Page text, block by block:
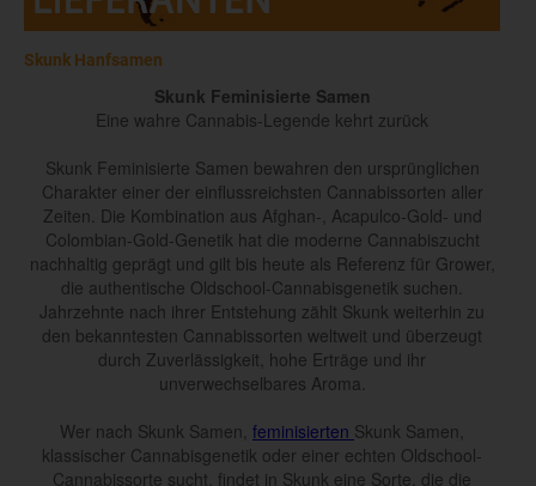
Skunk Hanfsamen
Skunk Feminisierte Samen
Eine wahre Cannabis-Legende kehrt zurück
Skunk Feminisierte Samen bewahren den ursprünglichen
Charakter einer der einflussreichsten Cannabissorten aller
Zeiten. Die Kombination aus Afghan-, Acapulco-Gold- und
Colombian-Gold-Genetik hat die moderne Cannabiszucht
nachhaltig geprägt und gilt bis heute als Referenz für Grower,
die authentische Oldschool-Cannabisgenetik suchen.
Jahrzehnte nach ihrer Entstehung zählt Skunk weiterhin zu
den bekanntesten Cannabissorten weltweit und überzeugt
durch Zuverlässigkeit, hohe Erträge und ihr
unverwechselbares Aroma.
Wer nach Skunk Samen, feminisierten Skunk Samen,
klassischer Cannabisgenetik oder einer echten Oldschool-
Cannabissorte sucht, findet in Skunk eine Sorte, die die